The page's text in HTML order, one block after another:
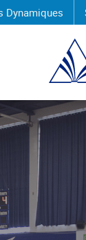
Dynamiques
Cégep